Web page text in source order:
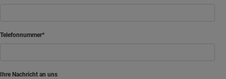
Telefonnummer
Ihre Nachricht an uns